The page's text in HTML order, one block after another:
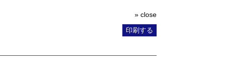
» close
印刷する